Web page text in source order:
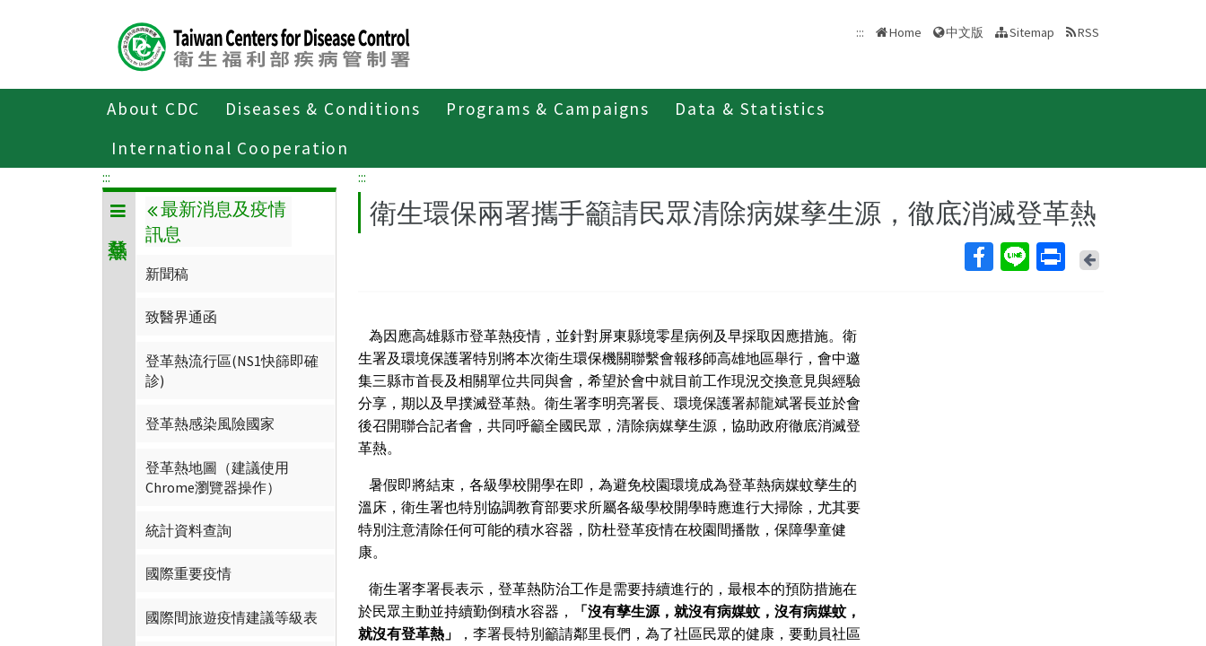
::: Home 中文版 Sitemap RSS
About CDC Diseases & Conditions Programs & Campaigns
Data & Statistics
International Cooperation
傳染病與防疫專題
:::
最新消息及疫情
訊息
新聞稿
致醫界通函
登革熱流行區(NS1快篩即確
診)
登革熱感染風險國家
登革熱地圖（建議使用
Chrome瀏覽器操作）
統計資料查詢
國際重要疫情
國際間旅遊疫情建議等級表
:::
衛生環保兩署攜手籲請民眾清除病媒孳生源，徹底消滅登革熱
Back
為因應高雄縣市登革熱疫情，並針對屏東縣境零星病例及早採取因應措施。衛
生署及環境保護署特別將本次衛生環保機關聯繫會報移師高雄地區舉行，會中邀
集三縣市首長及相關單位共同與會，希望於會中就目前工作現況交換意見與經驗
分享，期以及早撲滅登革熱。衛生署李明亮署長、環境保護署郝龍斌署長並於會
後召開聯合記者會，共同呼籲全國民眾，清除病媒孳生源，協助政府徹底消滅登
革熱。
暑假即將結束，各級學校開學在即，為避免校園環境成為登革熱病媒蚊孳生的
溫床，衛生署也特別協調教育部要求所屬各級學校開學時應進行大掃除，尤其要
特別注意清除任何可能的積水容器，防杜登革疫情在校園間播散，保障學童健
康。
衛生署李署長表示，登革熱防治工作是需要持續進行的，最根本的預防措施在
於民眾主動並持續勤倒積水容器，
「沒有孳生源，就沒有病媒蚊，沒有病媒蚊，
就沒有登革熱」
，李署長特別籲請鄰里長們，為了社區民眾的健康，要動員社區